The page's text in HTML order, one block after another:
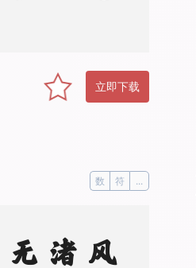
立即下载
数 符 ...